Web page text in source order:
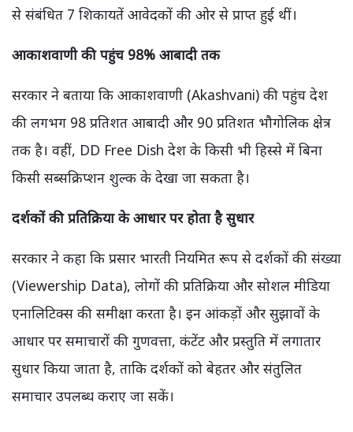
से संबंधित 7 शिकायतें आवेदकों की ओर से प्राप्त हुई थीं।
आकाशवाणी की पहुंच 98% आबादी तक
सरकार ने बताया कि आकाशवाणी (Akashvani) की पहुंच देश
की लगभग 98 प्रतिशत आबादी और 90 प्रतिशत भौगोलिक क्षेत्र
तक है। वहीं, DD Free Dish देश के किसी भी हिस्से में बिना
किसी सब्सक्रिप्शन शुल्क के देखा जा सकता है।
दर्शकों की प्रतिक्रिया के आधार पर होता है सुधार
सरकार ने कहा कि प्रसार भारती नियमित रूप से दर्शकों की संख्या
(Viewership Data), लोगों की प्रतिक्रिया और सोशल मीडिया
एनालिटिक्स की समीक्षा करता है। इन आंकड़ों और सुझावों के
आधार पर समाचारों की गुणवत्ता, कंटेंट और प्रस्तुति में लगातार
सुधार किया जाता है, ताकि दर्शकों को बेहतर और संतुलित
समाचार उपलब्ध कराए जा सकें।